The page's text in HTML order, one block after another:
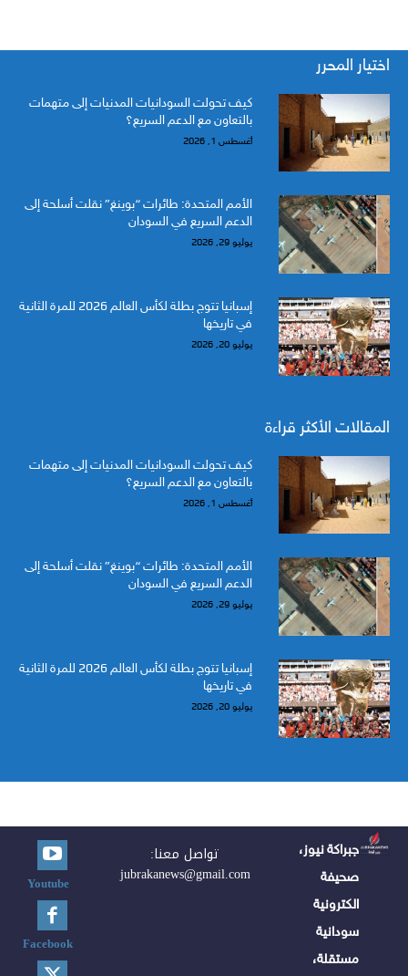
اختيار المحرر
كيف تحولت السودانيات المدنيات إلى متهمات
بالتعاون مع الدعم السريع؟
أغسطس 1, 2026
الأمم المتحدة: طائرات “بوينغ” نقلت أسلحة إلى
الدعم السريع في السودان
يوليو 29, 2026
إسبانيا تتوج بطلة لكأس العالم 2026 للمرة الثانية
في تاريخها
يوليو 20, 2026
المقالات الأكثر قراءة
كيف تحولت السودانيات المدنيات إلى متهمات
بالتعاون مع الدعم السريع؟
أغسطس 1, 2026
الأمم المتحدة: طائرات “بوينغ” نقلت أسلحة إلى
الدعم السريع في السودان
يوليو 29, 2026
إسبانيا تتوج بطلة لكأس العالم 2026 للمرة الثانية
في تاريخها
يوليو 20, 2026
جبراكة نيوز،
صحيفة
الكترونية
سودانية
مستقلة،
تواصل معنا:
jubrakanews@gmail.com
Youtube
Facebook